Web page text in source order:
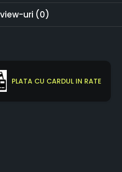
uri (0)
PLATA CU CARDUL IN RATE